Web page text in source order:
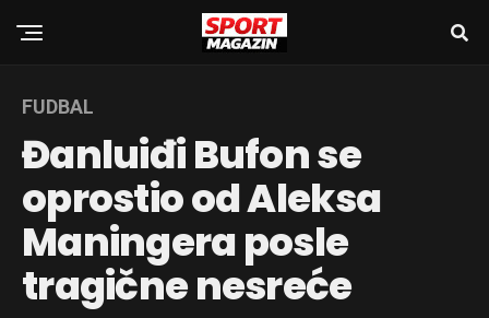
FUDBAL
Đanluiđi Bufon se
oprostio od Aleksa
Maningera posle
tragične nesreće